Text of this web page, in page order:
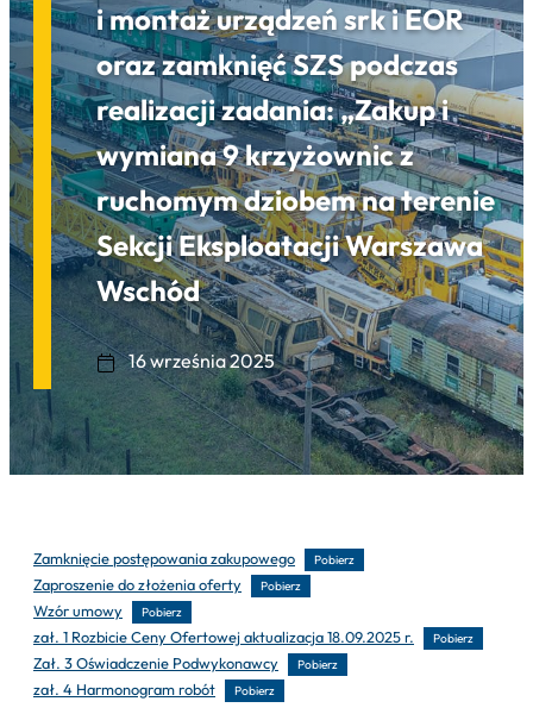
i montaż urządzeń srk i EOR
oraz zamknięć SZS podczas
realizacji zadania: „Zakup i
wymiana 9 krzyżownic z
ruchomym dziobem na terenie
Sekcji Eksploatacji Warszawa
Wschód
16 września 2025
Zamknięcie postępowania zakupowego Pobierz
Zaproszenie do złożenia oferty Pobierz
Wzór umowy Pobierz
zał. 1 Rozbicie Ceny Ofertowej aktualizacja 18.09.2025 r. Pobierz
Zał. 3 Oświadczenie Podwykonawcy Pobierz
zał. 4 Harmonogram robót Pobierz